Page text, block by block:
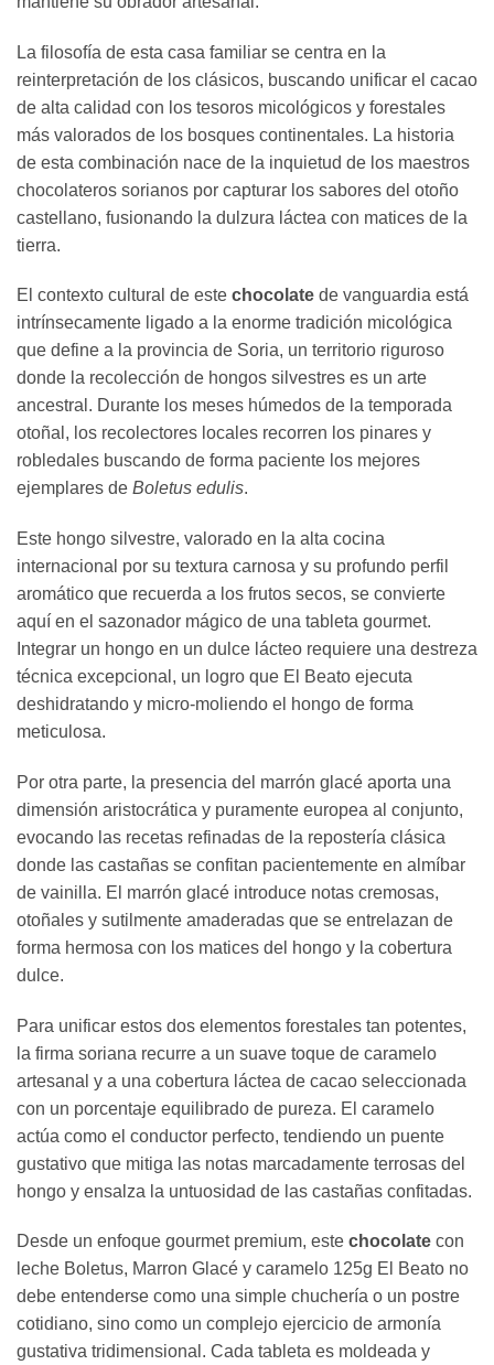
La filosofía de esta casa familiar se centra en la
reinterpretación de los clásicos, buscando unificar el cacao
de alta calidad con los tesoros micológicos y forestales
más valorados de los bosques continentales. La historia
de esta combinación nace de la inquietud de los maestros
chocolateros sorianos por capturar los sabores del otoño
castellano, fusionando la dulzura láctea con matices de la
tierra.
El contexto cultural de este chocolate de vanguardia está
intrínsecamente ligado a la enorme tradición micológica
que define a la provincia de Soria, un territorio riguroso
donde la recolección de hongos silvestres es un arte
ancestral. Durante los meses húmedos de la temporada
otoñal, los recolectores locales recorren los pinares y
robledales buscando de forma paciente los mejores
ejemplares de Boletus edulis.
Este hongo silvestre, valorado en la alta cocina
internacional por su textura carnosa y su profundo perfil
aromático que recuerda a los frutos secos, se convierte
aquí en el sazonador mágico de una tableta gourmet.
Integrar un hongo en un dulce lácteo requiere una destreza
técnica excepcional, un logro que El Beato ejecuta
deshidratando y micro-moliendo el hongo de forma
meticulosa.
Por otra parte, la presencia del marrón glacé aporta una
dimensión aristocrática y puramente europea al conjunto,
evocando las recetas refinadas de la repostería clásica
donde las castañas se confitan pacientemente en almíbar
de vainilla. El marrón glacé introduce notas cremosas,
otoñales y sutilmente amaderadas que se entrelazan de
forma hermosa con los matices del hongo y la cobertura
dulce.
Para unificar estos dos elementos forestales tan potentes,
la firma soriana recurre a un suave toque de caramelo
artesanal y a una cobertura láctea de cacao seleccionada
con un porcentaje equilibrado de pureza. El caramelo
actúa como el conductor perfecto, tendiendo un puente
gustativo que mitiga las notas marcadamente terrosas del
hongo y ensalza la untuosidad de las castañas confitadas.
Desde un enfoque gourmet premium, este chocolate con
leche Boletus, Marron Glacé y caramelo 125g El Beato no
debe entenderse como una simple chuchería o un postre
cotidiano, sino como un complejo ejercicio de armonía
gustativa tridimensional. Cada tableta es moldeada y